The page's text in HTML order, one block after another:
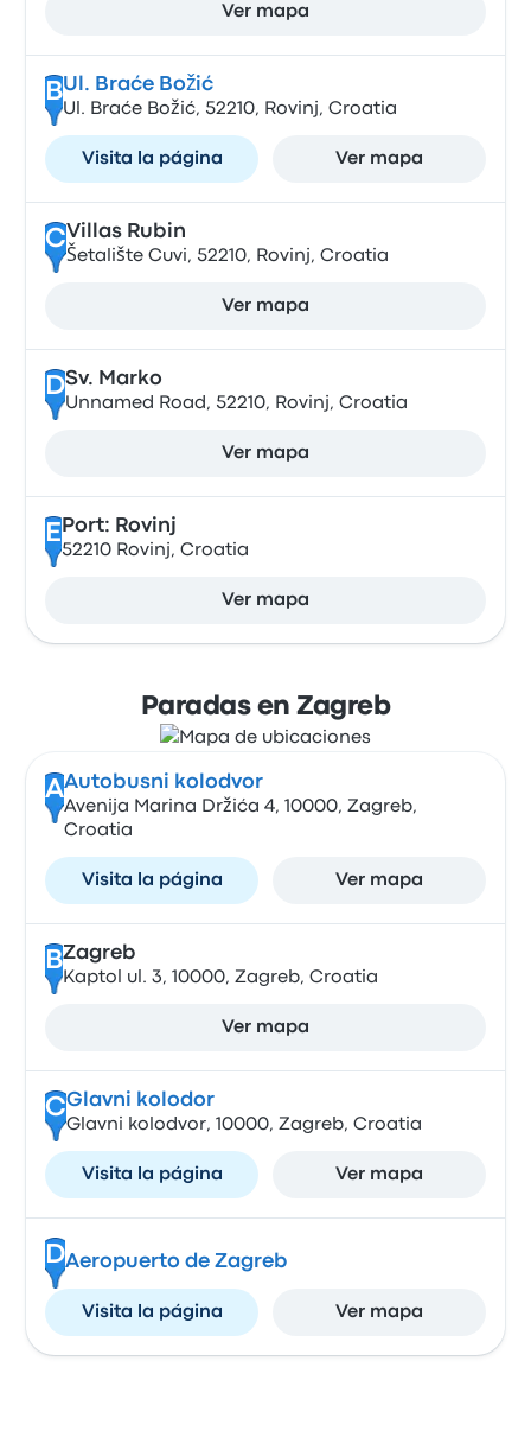
Ver mapa
BUl. Braće Božić
Ul. Braće Božić, 52210, Rovinj, Croatia
Visita la página Ver mapa
CVillas Rubin
Šetalište Cuvi, 52210, Rovinj, Croatia
Ver mapa
DSv. Marko
Unnamed Road, 52210, Rovinj, Croatia
Ver mapa
E Port: Rovinj
52210 Rovinj, Croatia
Ver mapa
Paradas en Zagreb
AAutobusni kolodvor
Avenija Marina Držića 4, 10000, Zagreb,
Croatia
Visita la página Ver mapa
BZagreb
Kaptol ul. 3, 10000, Zagreb, Croatia
Ver mapa
CGlavni kolodor
Glavni kolodvor, 10000, Zagreb, Croatia
Visita la página Ver mapa
DAeropuerto de Zagreb
Visita la página Ver mapa